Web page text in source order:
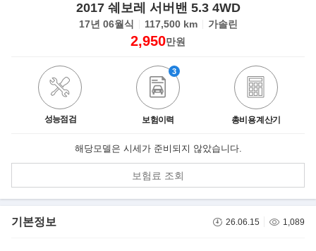
2017 쉐보레 서버밴 5.3 4WD
17년 06월식 117,500 km 가솔린
2,950만원
성능점검 보험이력
3
총비용 계산기
해당모델은 시세가 준비되지 않았습니다.
보험료 조회
기본정보 26.06.15 1,089